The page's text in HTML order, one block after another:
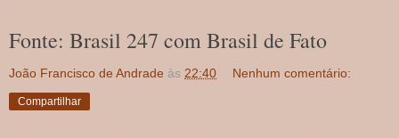
Fonte: Brasil 247 com Brasil de Fato
João Francisco de Andrade às 22:40 Nenhum comentário:
Compartilhar